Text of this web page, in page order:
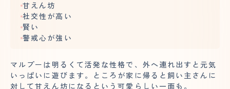
甘えん坊
社交性が高い
賢い
警戒心が強い
マルプーは明るくて活発な性格で、外へ連れ出すと元気
いっぱいに遊びます。ところが家に帰ると飼い主さんに
対して甘えん坊になるという可愛らしい一面も。